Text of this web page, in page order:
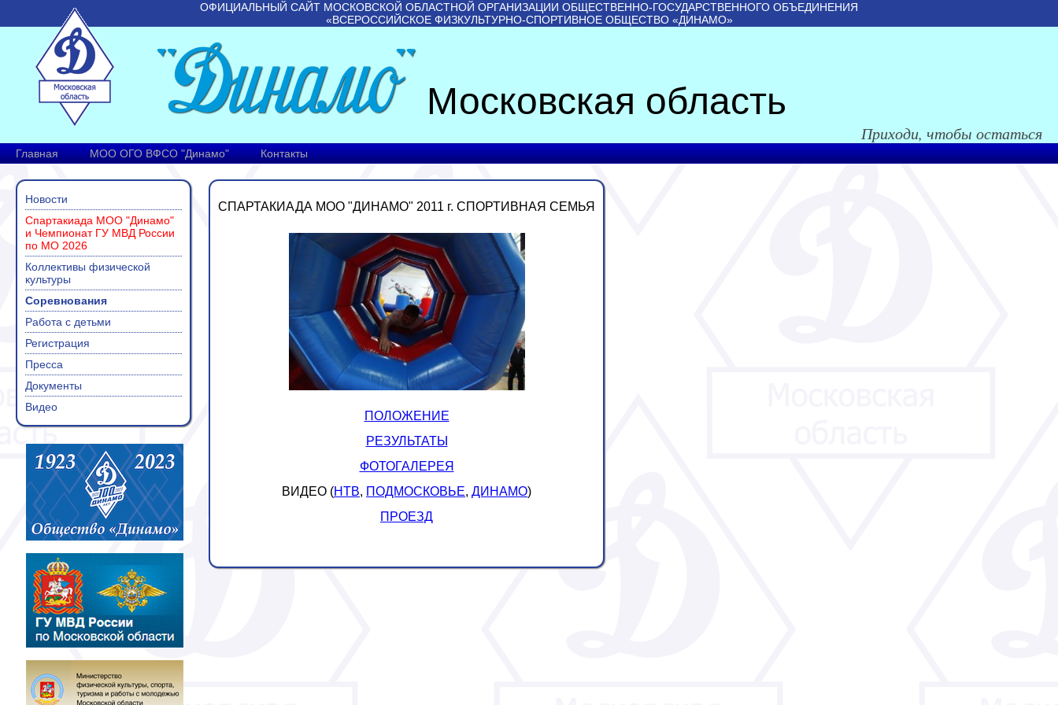
ОФИЦИАЛЬНЫЙ САЙТ МОСКОВСКОЙ ОБЛАСТНОЙ ОРГАНИЗАЦИИ ОБЩЕСТВЕННО-ГОСУДАРСТВЕННОГО ОБЪЕДИНЕНИЯ
«ВСЕРОССИЙСКОЕ ФИЗКУЛЬТУРНО-СПОРТИВНОЕ ОБЩЕСТВО «ДИНАМО»
Московская область
Приходи, чтобы остаться
Главная МОО ОГО ВФСО "Динамо" Контакты
Новости
Спартакиада МОО "Динамо"
и Чемпионат ГУ МВД России
по МО 2026
Коллективы физической
культуры
Соревнования
Работа с детьми
Регистрация
Пресса
Документы
Видео
СПАРТАКИАДА МОО "ДИНАМО" 2011 г. СПОРТИВНАЯ СЕМЬЯ
ПОЛОЖЕНИЕ
РЕЗУЛЬТАТЫ
ФОТОГАЛЕРЕЯ
ВИДЕО (НТВ, ПОДМОСКОВЬЕ, ДИНАМО)
ПРОЕЗД